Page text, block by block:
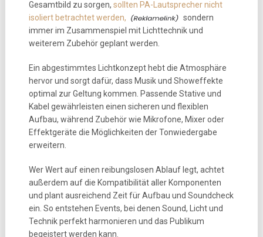
Gesamtbild zu sorgen, sollten PA-Lautsprecher nicht
isoliert betrachtet werden,
sondern
immer im Zusammenspiel mit Lichttechnik und
weiterem Zubehör geplant werden.
Ein abgestimmtes Lichtkonzept hebt die Atmosphäre
hervor und sorgt dafür, dass Musik und Showeffekte
optimal zur Geltung kommen. Passende Stative und
Kabel gewährleisten einen sicheren und flexiblen
Aufbau, während Zubehör wie Mikrofone, Mixer oder
Effektgeräte die Möglichkeiten der Tonwiedergabe
erweitern.
Wer Wert auf einen reibungslosen Ablauf legt, achtet
außerdem auf die Kompatibilität aller Komponenten
und plant ausreichend Zeit für Aufbau und Soundcheck
ein. So entstehen Events, bei denen Sound, Licht und
Technik perfekt harmonieren und das Publikum
begeistert werden kann.